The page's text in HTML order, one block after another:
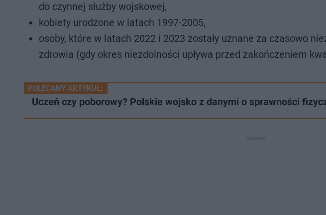
do czynnej służby wojskowej,
kobiety urodzone w latach 1997-2005,
osoby, które w latach 2022 i 2023 zostały uznane za czasowo
zdrowia (gdy okres niezdolności upływa przed zakończeniem
POLECANY ARTYKUŁ:
Uczeń czy poborowy? Polskie wojsko z danymi o sprawności